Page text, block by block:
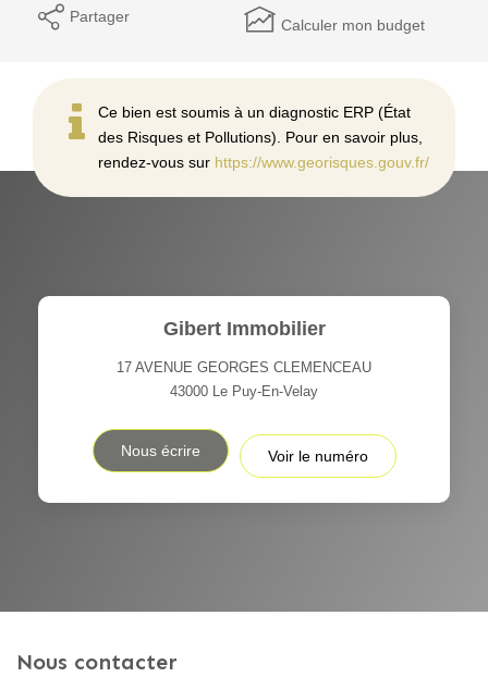
Partager Calculer mon budget
Ce bien est soumis à un diagnostic ERP (État
des Risques et Pollutions). Pour en savoir plus,
rendez-vous sur https://www.georisques.gouv.fr/
Gibert Immobilier
17 AVENUE GEORGES CLEMENCEAU
43000 Le Puy-En-Velay
Nous écrire Voir le numéro
Nous contacter